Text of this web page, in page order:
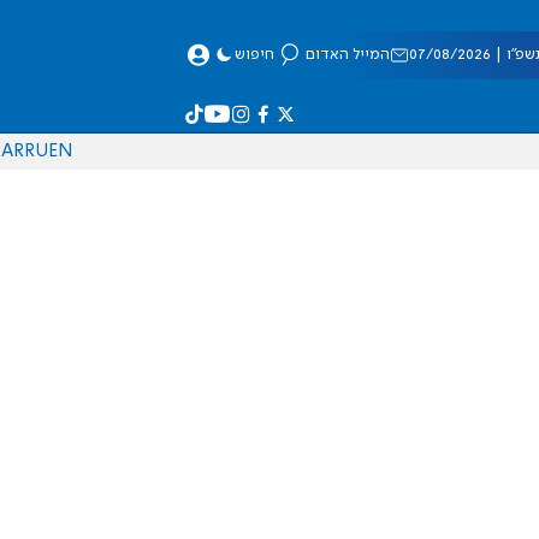
08/2026 המייל האדום חיפוש
EN
RU
AR